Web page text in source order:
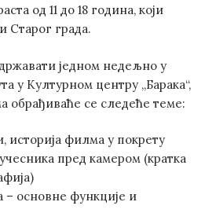
од 11 до 18 година, који
Старог града.
једном недељно у
у Културном центру „Барака“,
обрађиваће се следеће теме:
историја филма у покрету
пред камером (кратка
– основне функције и